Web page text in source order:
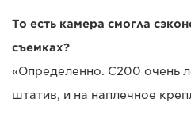
То есть камера смогла
съемках?
«Определенно. C200 очень
штатив, и на наплечное